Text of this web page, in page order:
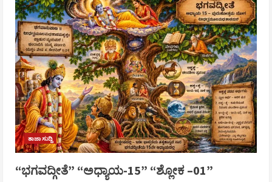
ತಾಜಾ ಸುದ್ದಿ
“ಭಗವದ್ಗೀತೆ” “ಅಧ್ಯಾಯ-15” “ಶ್ಲೋಕ –01”